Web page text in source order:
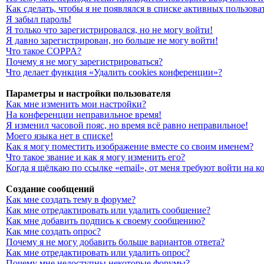
Как сделать, чтобы я не появлялся в списке активных
Я забыл пароль!
Я только что зарегистрировался, но не могу войти!
Я давно зарегистрирован, но больше не могу войти!
Что такое COPPA?
Почему я не могу зарегистрироваться?
Что делает функция «Удалить cookies конференции»?
Параметры и настройки пользователя
Как мне изменить мои настройки?
На конференции неправильное время!
Я изменил часовой пояс, но время всё равно неправильное!
Моего языка нет в списке!
Как я могу поместить изображение вместе со своим именем?
Что такое звание и как я могу изменить его?
Когда я щёлкаю по ссылке «email», от меня требуют войти на
Создание сообщений
Как мне создать тему в форуме?
Как мне отредактировать или удалить сообщение?
Как мне добавить подпись к своему сообщению?
Как мне создать опрос?
Почему я не могу добавить больше вариантов ответа?
Как мне отредактировать или удалить опрос?